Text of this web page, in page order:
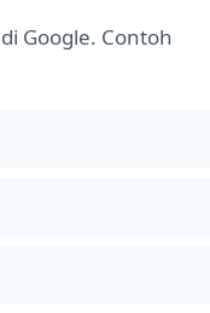
Google. Contoh